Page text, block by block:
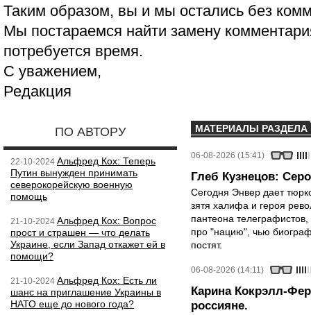
Таким образом, вы и мы остались без
Мы постараемся найти замену
потребуется время.
С уважением,
Редакция
ПО АВТОРУ
22-10-2024 Альфред Кох: Теперь
Путин вынужден принимать
северокорейскую военную
помощь
21-10-2024 Альфред Кох: Вопрос
прост и страшен — что делать
Украине, если Запад откажет ей в
помощи?
21-10-2024 Альфред Кох: Есть ли
шанс на приглашение Украины в
НАТО еще до нового года?
МАТЕРИАЛЫ РАЗДЕЛА
06-08-2026 (15:41)
Глеб Кузнецов:
Сегодня Энвер дает
зятя халифа и героя
пантеона
про "нацию", чью
постят.
06-08-2026 (14:11)
Карина Кокрэлл-
россияне.